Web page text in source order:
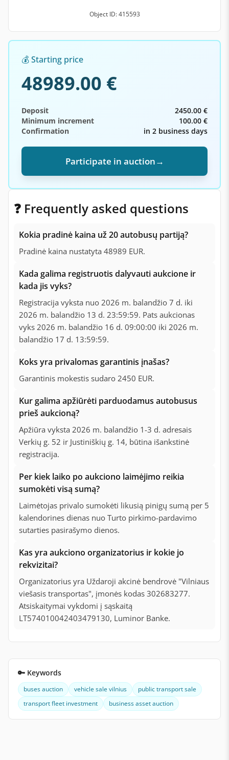
❓ Frequently asked questions
Kokia pradinė kaina už 20 autobusų partiją?
Pradinė kaina nustatyta 48989 EUR.
Kada galima registruotis dalyvauti aukcione ir
kada jis vyks?
Registracija vyksta nuo 2026 m. balandžio 7 d. iki
2026 m. balandžio 13 d. 23:59:59. Pats aukcionas
vyks 2026 m. balandžio 16 d. 09:00:00 iki 2026 m.
balandžio 17 d. 13:59:59.
Koks yra privalomas garantinis įnašas?
Garantinis mokestis sudaro 2450 EUR.
Kur galima apžiūrėti parduodamus autobusus
prieš aukcioną?
Apžiūra vyksta 2026 m. balandžio 1-3 d. adresais
Verkių g. 52 ir Justiniškių g. 14, būtina išankstinė
registracija.
Per kiek laiko po aukciono laimėjimo reikia
sumokėti visą sumą?
Laimėtojas privalo sumokėti likusią pinigų sumą per 5
kalendorines dienas nuo Turto pirkimo-pardavimo
sutarties pasirašymo dienos.
Kas yra aukciono organizatorius ir kokie jo
rekvizitai?
Organizatorius yra Uždaroji akcinė bendrovė "Vilniaus
viešasis transportas", įmonės kodas 302683277.
Atsiskaitymai vykdomi į sąskaitą
LT574010042403479130, Luminor Banke.
Object ID: 415593
💰 Starting price
48989.00 €
Deposit
2450.00 €
Minimum increment
100.00 €
Confirmation
in 2 business days
Participate in auction→
🔑 Keywords
buses auction vehicle sale vilnius
public transport sale
transport fleet investment
business asset auction